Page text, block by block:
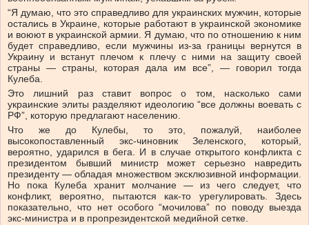
“Я думаю, что это справедливо для украинских мужчин, которые
остались в Украине, которые работают в украинской экономике
и воюют в украинской армии. Я думаю, что по отношению к ним
будет справедливо, если мужчины из-за границы вернутся в
Украину и встанут плечом к плечу с ними на защиту своей
страны — страны, которая дала им все”, — говорил тогда
Кулеба.
Это лишний раз ставит вопрос о том, насколько сами
украинские элиты разделяют идеологию “все должны воевать с
РФ”, которую предлагают населению.
Что же до Кулебы, то это, пожалуй, наиболее
высокопоставленный экс-чиновник Зеленского, который,
вероятно, ударился в бега. И в случае открытого конфликта с
президентом бывший министр может серьезно навредить
президенту — обладая множеством эксклюзивной информации.
Но пока Кулеба хранит молчание — из чего следует, что
конфликт, вероятно, пытаются как-то урегулировать. Здесь
показательно, что нет особого “мочилова” по поводу выезда
экс-министра и в пропрезидентской медийной сетке.